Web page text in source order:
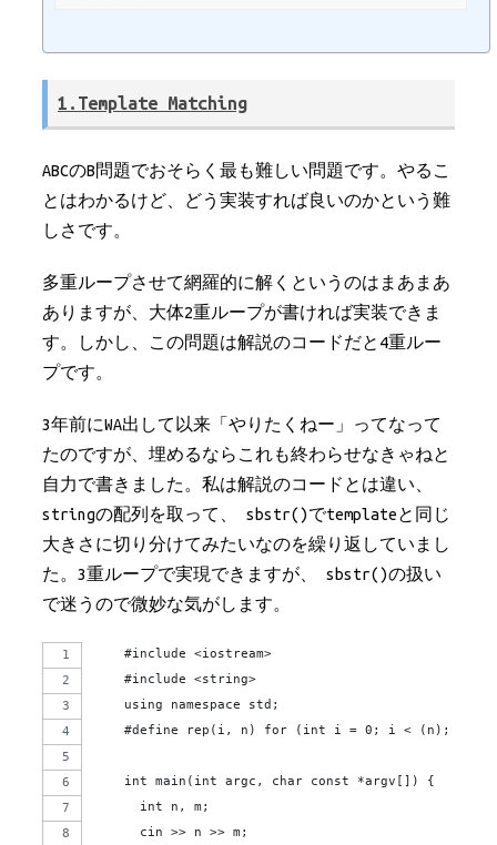
1.Template Matching
ABCのB問題でおそらく最も難しい問題です。やるこ
とはわかるけど、どう実装すれば良いのかという難
しさです。
多重ループさせて網羅的に解くというのはまあまあ
ありますが、大体2重ループが書ければ実装できま
す。しかし、この問題は解説のコードだと4重ルー
プです。
3年前にWA出して以来「やりたくねー」ってなって
たのですが、埋めるならこれも終わらせなきゃねと
自力で書きました。私は解説のコードとは違い、
stringの配列を取って、
sbstr()でtemplateと同じ
大きさに切り分けてみたいなのを繰り返していまし
た。3重ループで実現できますが、
sbstr()の扱い
で迷うので微妙な気がします。
    #include <iostream>
    #include <string>
    using namespace std;
    #define rep(i, n) for (int i = 0; i < (n); i++)
    int main(int argc, char const *argv[]) {
      int n, m;
      cin >> n >> m;